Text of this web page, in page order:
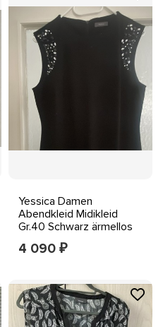
Yessica Damen
Abendkleid Midikleid
Gr.40 Schwarz ärmellos
Pailletten Perlen
4 090 ₽